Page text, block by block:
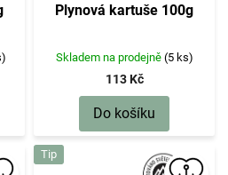
Plynová kartuše 100g
Skladem na prodejně (5 ks)
113 Kč
Do košíku
Tip